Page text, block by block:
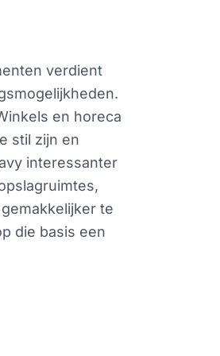
verdient
en horeca
stil zijn en
interessanter
te
die basis een